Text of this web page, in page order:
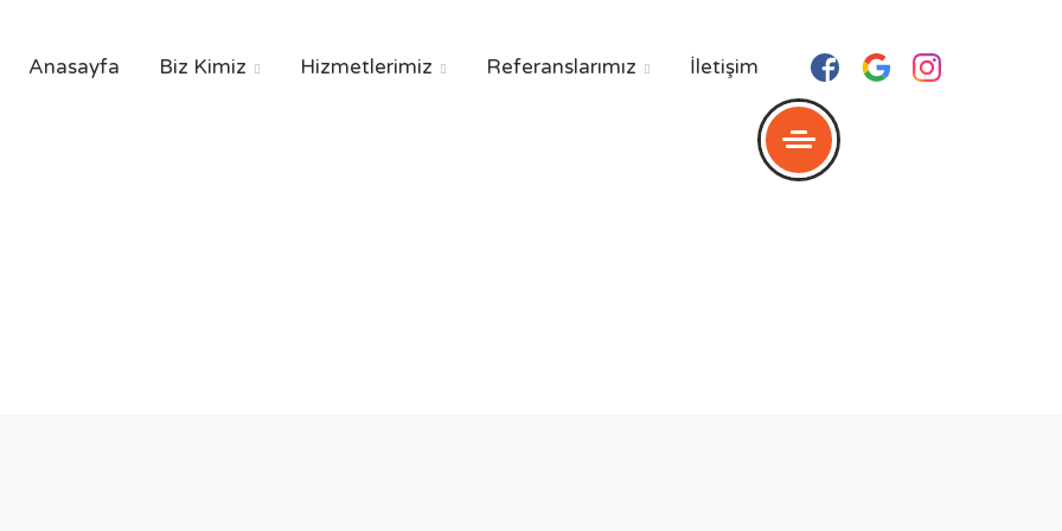
Anasayfa Biz Kimiz  Hizmetlerimiz  Referanslarımız  İletişim